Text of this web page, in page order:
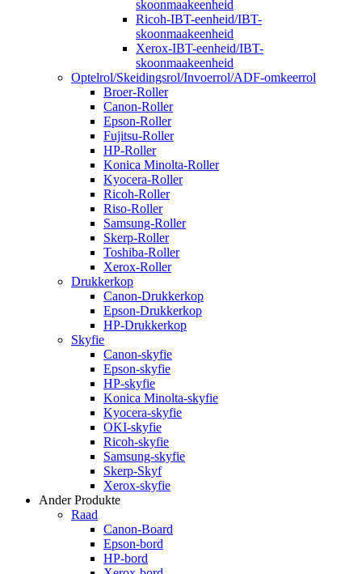
skoonmaakeenheid
Ricoh-IBT-eenheid/IBT-
skoonmaakeenheid
Xerox-IBT-eenheid/IBT-
skoonmaakeenheid
Optelrol/Skeidingsrol/Invoerrol/ADF-omkeerrol
Broer-Roller
Canon-Roller
Epson-Roller
Fujitsu-Roller
HP-Roller
Konica Minolta-Roller
Kyocera-Roller
Ricoh-Roller
Riso-Roller
Samsung-Roller
Skerp-Roller
Toshiba-Roller
Xerox-Roller
Drukkerkop
Canon-Drukkerkop
Epson-Drukkerkop
HP-Drukkerkop
Skyfie
Canon-skyfie
Epson-skyfie
HP-skyfie
Konica Minolta-skyfie
Kyocera-skyfie
OKI-skyfie
Ricoh-skyfie
Samsung-skyfie
Skerp-Skyf
Xerox-skyfie
Ander Produkte
Raad
Canon-Board
Epson-bord
HP-bord